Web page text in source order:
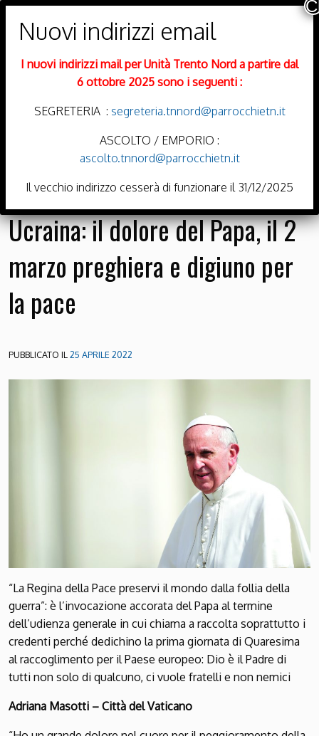
Trento Nord
DIOCESI DI TRENTO
Ucraina: il dolore del Papa, il 2
marzo preghiera e digiuno per
la pace
PUBBLICATO IL25 APRILE 2022
“La Regina della Pace preservi il mondo dalla follia della
guerra”: è l’invocazione accorata del Papa al termine
dell’udienza generale in cui chiama a raccolta soprattutto i
credenti perché dedichino la prima giornata di Quaresima
al raccoglimento per il Paese europeo: Dio è il Padre di
tutti non solo di qualcuno, ci vuole fratelli e non nemici
Adriana Masotti – Città del Vaticano
I nuovi indirizzi mail per Unità Trento Nord a partire dal
6 ottobre 2025 sono i seguenti :
SEGRETERIA : segreteria.tnnord@parrocchietn.it
ASCOLTO / EMPORIO :
ascolto.tnnord@parrocchietn.it
Il vecchio indirizzo cesserà di funzionare il 31/12/2025